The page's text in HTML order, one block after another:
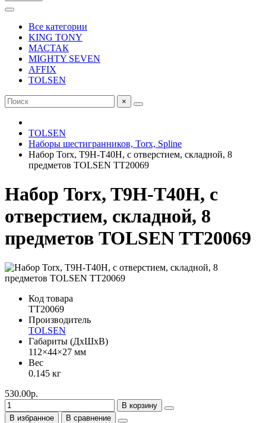
Все категории
KING TONY
МАСТАК
MIGHTY SEVEN
AFFIX
TOLSEN
×
TOLSEN
Наборы шестигранников, Torx, Spline
Набор Torx, T9H-T40H, с отверстием, складной, 8
предметов TOLSEN TT20069
Набор Torx, T9H-T40H, с
отверстием, складной, 8
предметов TOLSEN TT20069
Код товара
TT20069
Производитель
TOLSEN
Габариты (ДхШхВ)
112×44×27 мм
Вес
0.145 кг
530.00р.
В корзину
В избранное
В сравнение